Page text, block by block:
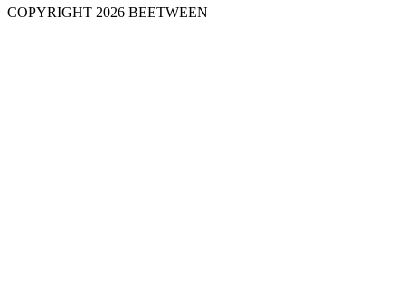
COPYRIGHT 2026 BEETWEEN